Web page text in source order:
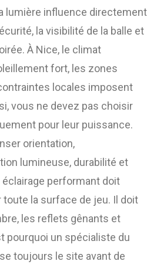
lumière influence directement
la visibilité de la balle et
À Nice, le climat
fort, les zones
locales imposent
vous ne devez pas choisir
pour leur puissance.
orientation,
lumineuse, durabilité et
éclairage performant doit
la surface de jeu. Il doit
les reflets gênants et
pourquoi un spécialiste du
toujours le site avant de